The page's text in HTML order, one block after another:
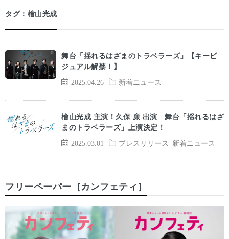
タグ：檜山光成
2025.04.26 新着ニュース
舞台「揺れるはざまのトラベラーズ」【キービ
ジュアル解禁！】
2025.03.01 プレスリリース 新着ニュース
檜⼭光成 主演！久保 廉 出演 舞台「揺れるはざ
まのトラベラーズ」上演決定！
フリーペーパー［カンフェティ］